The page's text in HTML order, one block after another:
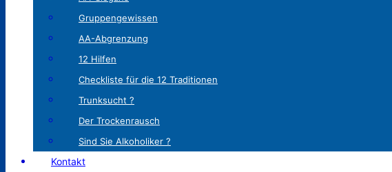
Gruppengewissen
AA-Abgrenzung
12 Hilfen
Checkliste für die 12 Traditionen
Trunksucht ?
Der Trockenrausch
Sind Sie Alkoholiker ?
Kontakt